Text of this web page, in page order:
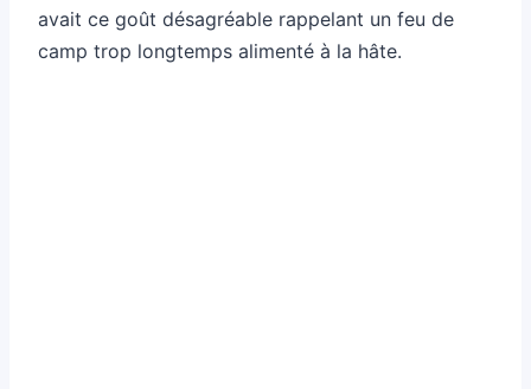
avait ce goût désagréable rappelant un feu de
camp trop longtemps alimenté à la hâte.